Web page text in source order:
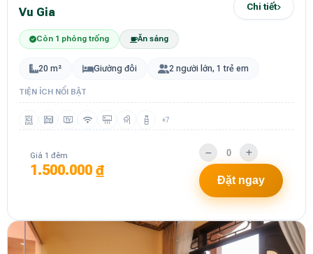
Vu Gia Chi tiết
Còn 1 phòng trống Ăn sáng
20 m² Giường đôi 2 người lớn, 1 trẻ em
TIỆN ÍCH NỔI BẬT
+7
Giá 1 đêm
1.500.000 ₫
Đặt ngay